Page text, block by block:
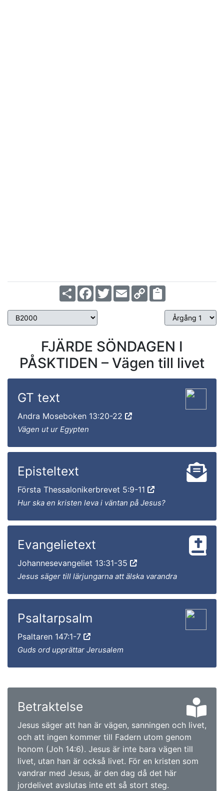
ShareFacebook
TwitterEmailCopy
Link
FJÄRDE SÖNDAGEN I
PÅSKTIDEN – Vägen till livet
GT text
Andra Moseboken 13:20-22
Vägen ut ur Egypten
Episteltext
Första Thessalonikerbrevet 5:9-11
Hur ska en kristen leva i väntan på Jesus?
Evangelietext
Johannesevangeliet 13:31-35
Jesus säger till lärjungarna att älska varandra
Psaltarpsalm
Psaltaren 147:1-7
Guds ord upprättar Jerusalem
Betraktelse
Jesus säger att han är vägen, sanningen och livet,
och att ingen kommer till Fadern utom genom
honom (Joh 14:6). Jesus är inte bara vägen till
livet, utan han är också livet. För en kristen som
vandrar med Jesus, är den dag då det här
jordelivet avslutas inte ett så stort steg.